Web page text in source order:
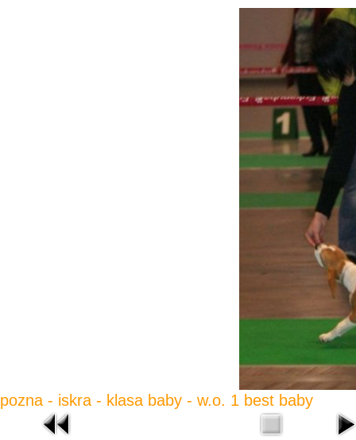
pozna - iskra - klasa baby - w.o. 1 best baby